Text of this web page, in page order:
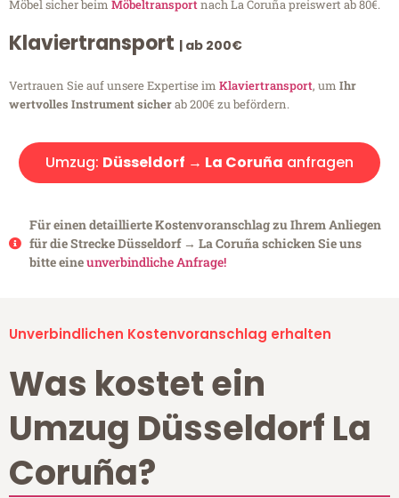
Möbel sicher beim Möbeltransportnach La Coruña preiswert ab 80€.
Klaviertransport | ab 200€
Vertrauen Sie auf unsere Expertise im Klaviertransport, um Ihr
wertvolles Instrument sicherab 200€ zu befördern.
Umzug: Düsseldorf → La Coruña anfragen
Für einen detaillierte Kostenvoranschlag zu Ihrem Anliegen
für die Strecke Düsseldorf → La Coruña schicken Sie uns
bitte eineunverbindliche Anfrage!
Unverbindlichen Kostenvoranschlag erhalten
Was kostet ein
Umzug Düsseldorf La
Coruña?